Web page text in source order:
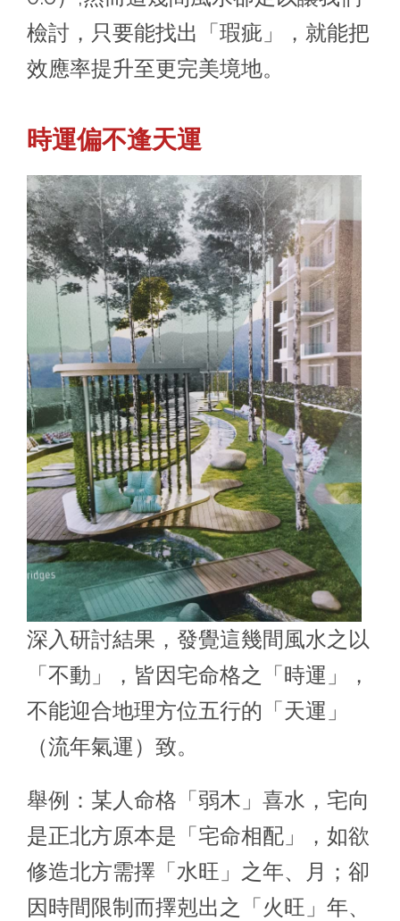
檢討，只要能找出「瑕疵」，就能把
效應率提升至更完美境地。
時運偏不逢天運
深入研討結果，發覺這幾間風水之以
「不動」，皆因宅命格之「時運」，
不能迎合地理方位五行的「天運」
（流年氣運）致。
舉例：某人命格「弱木」喜水，宅向
是正北方原本是「宅命相配」，如欲
修造北方需擇「水旺」之年、月；卻
因時間限制而擇剋出之「火旺」年、